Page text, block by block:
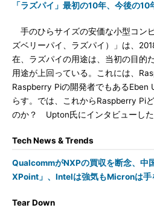
「ラズパイ」最初の10年、今後の10
手のひらサイズの安価な小型コン
ズベリーパイ、ラズパイ）」は、
在、ラズパイの用途は、当初の目的
用途が上回っている。これには、
Raspberry Piの開発者でもあるEben
らす。では、これからRaspberry Pi
のか？ Upton氏にインタビューした
Tech News & Trends
QualcommがNXPの買収を断念、中
XPoint」、Intelは強気もMicronは手
Tear Down